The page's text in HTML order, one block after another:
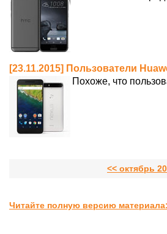
[23.11.2015] Пользователи
Похоже, что
<< октябрь
Читайте полную версию